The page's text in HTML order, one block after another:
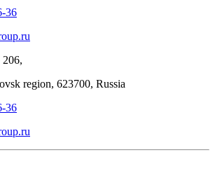
36
206,
region, 623700, Russia
36